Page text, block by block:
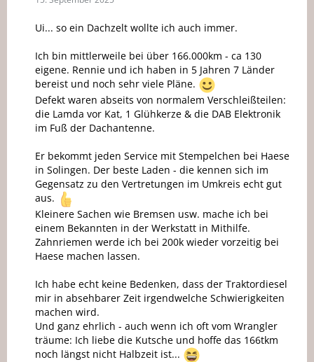
Ui... so ein Dachzelt wollte ich auch immer.
Ich bin mittlerweile bei über 166.000km - ca 130
eigene. Rennie und ich haben in 5 Jahren 7 Länder
bereist und noch sehr viele Pläne.
Defekt waren abseits von normalem Verschleißteilen:
die Lamda vor Kat, 1 Glühkerze & die DAB Elektronik
im Fuß der Dachantenne.
Er bekommt jeden Service mit Stempelchen bei Haese
in Solingen. Der beste Laden - die kennen sich im
Gegensatz zu den Vertretungen im Umkreis echt gut
aus.
Kleinere Sachen wie Bremsen usw. mache ich bei
einem Bekannten in der Werkstatt in Mithilfe.
Zahnriemen werde ich bei 200k wieder vorzeitig bei
Haese machen lassen.
Ich habe echt keine Bedenken, dass der Traktordiesel
mir in absehbarer Zeit irgendwelche Schwierigkeiten
machen wird.
Und ganz ehrlich - auch wenn ich oft vom Wrangler
träume: Ich liebe die Kutsche und hoffe das 166tkm
noch längst nicht Halbzeit ist...